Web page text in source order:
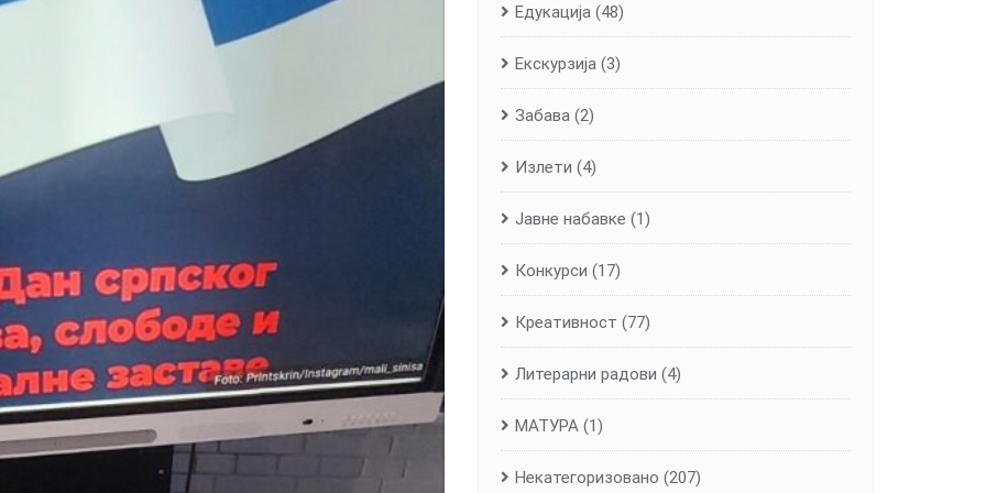
Едукација (48)
Екскурзија (3)
Забава (2)
Излети (4)
Јавне набавке (1)
Конкурси (17)
Креативност (77)
Литерарни радови (4)
МАТУРА (1)
Некатегоризовано (207)